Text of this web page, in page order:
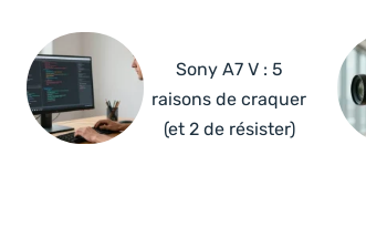
Sony A7 V : 5
raisons de craquer
(et 2 de résister)